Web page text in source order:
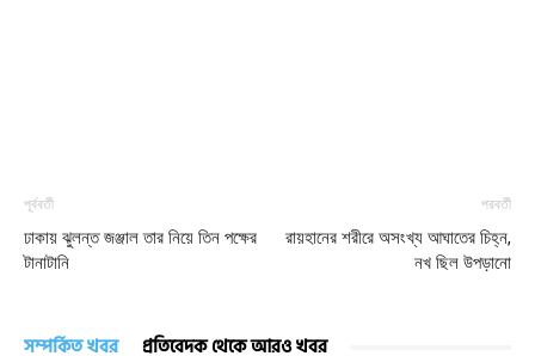
পূর্ববর্তী
ঢাকায় ঝুলন্ত জঞ্জাল তার নিয়ে তিন পক্ষের
টানাটানি
পরবর্তী
রায়হানের শরীরে অসংখ্য আঘাতের চিহ্ন,
নখ ছিল উপড়ানো
সম্পর্কিত খবর প্রতিবেদক থেকে আরও খবর